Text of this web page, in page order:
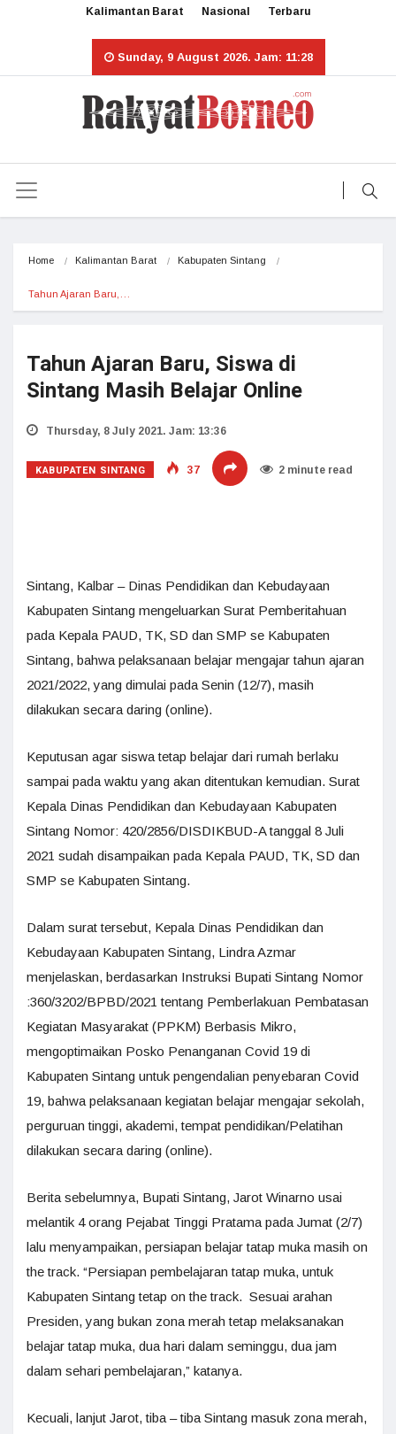
Kalimantan Barat Nasional Terbaru
Sunday, 9 August 2026. Jam: 11:28
Home Kalimantan Barat Kabupaten Sintang
Tahun Ajaran Baru,…
Tahun Ajaran Baru, Siswa di
Sintang Masih Belajar Online
Thursday, 8 July 2021. Jam: 13:36
KABUPATEN SINTANG 37 2 minute read
Sintang, Kalbar – Dinas Pendidikan dan Kebudayaan
Kabupaten Sintang mengeluarkan Surat Pemberitahuan
pada Kepala PAUD, TK, SD dan SMP se Kabupaten
Sintang, bahwa pelaksanaan belajar mengajar tahun ajaran
2021/2022, yang dimulai pada Senin (12/7), masih
dilakukan secara daring (online).
Keputusan agar siswa tetap belajar dari rumah berlaku
sampai pada waktu yang akan ditentukan kemudian. Surat
Kepala Dinas Pendidikan dan Kebudayaan Kabupaten
Sintang Nomor: 420/2856/DISDIKBUD-A tanggal 8 Juli
2021 sudah disampaikan pada Kepala PAUD, TK, SD dan
SMP se Kabupaten Sintang.
Dalam surat tersebut, Kepala Dinas Pendidikan dan
Kebudayaan Kabupaten Sintang, Lindra Azmar
menjelaskan, berdasarkan Instruksi Bupati Sintang Nomor
:360/3202/BPBD/2021 tentang Pemberlakuan Pembatasan
Kegiatan Masyarakat (PPKM) Berbasis Mikro,
mengoptimaikan Posko Penanganan Covid 19 di
Kabupaten Sintang untuk pengendalian penyebaran Covid
19, bahwa pelaksanaan kegiatan belajar mengajar sekolah,
perguruan tinggi, akademi, tempat pendidikan/Pelatihan
dilakukan secara daring (online).
Berita sebelumnya, Bupati Sintang, Jarot Winarno usai
melantik 4 orang Pejabat Tinggi Pratama pada Jumat (2/7)
lalu menyampaikan, persiapan belajar tatap muka masih on
the track. “Persiapan pembelajaran tatap muka, untuk
Kabupaten Sintang tetap on the track. Sesuai arahan
Presiden, yang bukan zona merah tetap melaksanakan
belajar tatap muka, dua hari dalam seminggu, dua jam
dalam sehari pembelajaran,” katanya.
Kecuali, lanjut Jarot, tiba – tiba Sintang masuk zona merah,